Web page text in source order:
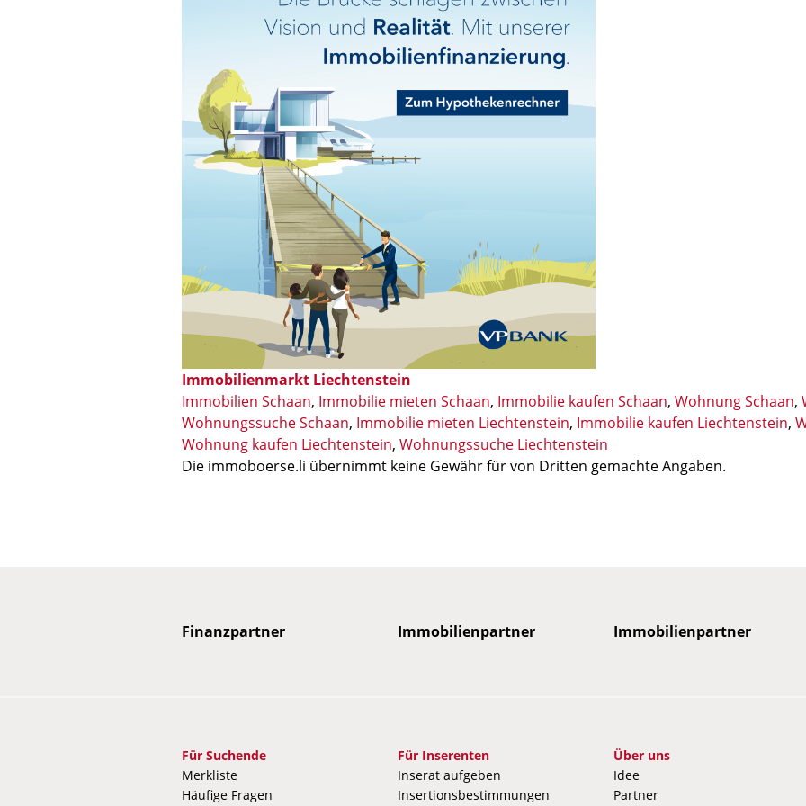
Immobilienmarkt Liechtenstein
Immobilien Schaan, Immobilie mieten Schaan, Immobilie kaufen Schaan, Wohnung Schaan,
Wohnungssuche Schaan, Immobilie mieten Liechtenstein, Immobilie kaufen Liechtenstein,
Wohnung kaufen Liechtenstein, Wohnungssuche Liechtenstein
Die immoboerse.li übernimmt keine Gewähr für von Dritten gemachte Angaben.
Finanzpartner Immobilienpartner Immobilienpartner
Immobilienpartner Immobilienpartner Immobilienpartner
Immobilienpartner Immobilienpartner Immobilienpartner
Immobilienpartner Immobilienpartner Immobilienpartner
Für Suchende
Merkliste
Häufige Fragen
Für Inserenten
Inserat aufgeben
Insertionsbestimmungen
Über uns
Idee
Partner